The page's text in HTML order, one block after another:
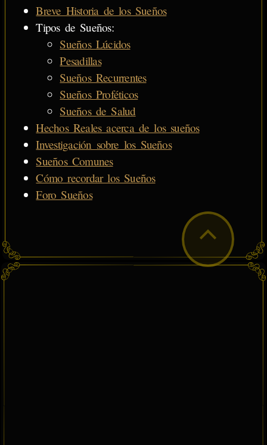
Breve Historia de los Sueños
Tipos de Sueños:
Sueños Lúcidos
Pesadillas
Sueños Recurrentes
Sueños Proféticos
Sueños de Salud
Hechos Reales acerca de los sueños
Investigación sobre los Sueños
Sueños Comunes
Cómo recordar los Sueños
Foro Sueños